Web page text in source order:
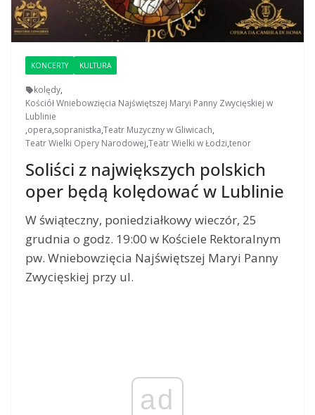
KONCERTY KULTURA
kolędy,
Kościół Wniebowzięcia Najświętszej Maryi Panny Zwycięskiej w
Lublinie
,opera,sopranistka,Teatr Muzyczny w Gliwicach,
Teatr Wielki Opery Narodowej,Teatr Wielki w Łodzi,tenor
Soliści z największych polskich
oper będą kolędować w Lublinie
W świąteczny, poniedziałkowy wieczór, 25
grudnia o godz. 19:00 w Kościele Rektoralnym
pw. Wniebowzięcia Najświętszej Maryi Panny
Zwycięskiej przy ul.
ad